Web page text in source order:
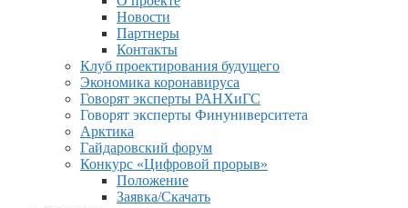
Новости
Партнеры
Контакты
Клуб проектирования будущего
Экономика коронавируса
Говорят эксперты РАНХиГС
Говорят эксперты Финуниверситета
Арктика
Гайдаровский форум
Конкурс «Цифровой прорыв»
Положение
Заявка/Скачать